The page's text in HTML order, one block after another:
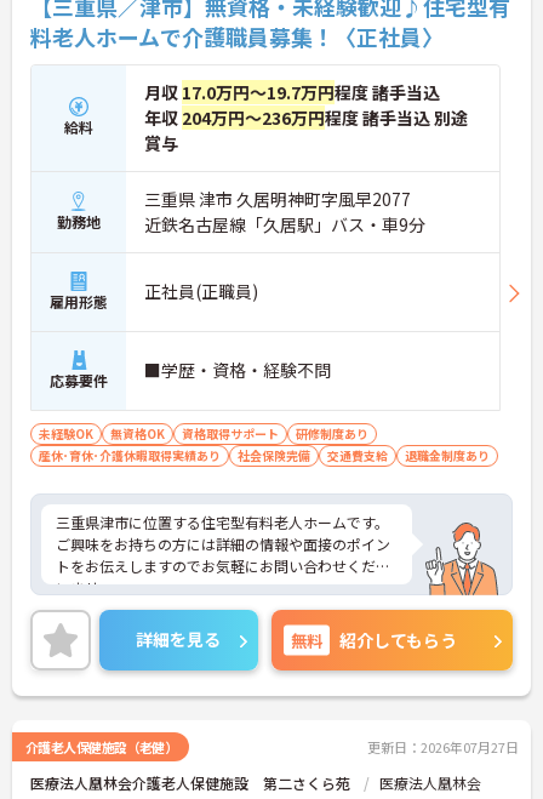
【「看取り・難病ケアのプロ」として成長できる環
境が整っています】
・がん末期・神経難病の方に特化したホスピス型住
宅ならではの専門的なスキルを、日常業務の中で習
得することができます
・入社時は先輩スタッフの同行訪問からスタートす
るため、訪問介護未経験の方も安心して業務に慣れ
ることができます
・訪問診療医と24時間連携し、チームで看取りに取
り組む体制が整っているため、「看取りのプロ」と
して他施設では得られない経験を積むことができま
【頑張りがしっかり給与・評価に反映される職場で
す】
一時金も別途支給されています。
・入社半年でリーダーを任されたスタッフの実績が
あるなど、年次にかかわらず頑張りが評価され、キ
ャリアアップを実現できる職場環境です
【働きやすい休日・残業面と、長く安心して働ける
福利厚生が魅力です】
れており（年間休日113日）、オンオフのメリハリ
をつけて働くことができます。
・全社平均残業月5時間程度と、業界平均を大きく
下回る少ない残業時間を実現しています
・退職金制度（勤続3年以上）・保育手当・育児短
時間勤務・マインドフルネスプログラムなど、長期
的に安心して働き続けるための制度が充実していま
す
料老人ホームで介護職員募集！〈正社員〉
給料
月収 17.0万円～19.7万円程度 諸手当込
年収 204万円～236万円程度 諸手当込 別途
賞与
勤務地
三重県 津市 久居明神町字風早2077
近鉄名古屋線「久居駅」バス・車9分
雇用形態 正社員(正職員)
応募要件 ■学歴・資格・経験不問
未経験OK 無資格OK 資格取得サポート
研修制度あり
産休･育休･介護休暇取得実績あり
社会保険完備 交通費支給 退職金制度あり
三重県津市に位置する住宅型有料老人ホームです。
ご興味をお持ちの方には詳細の情報や面接のポイン
トをお伝えしますのでお気軽にお問い合わせくださ
いませ。
詳細を見る 無料 紹介してもらう
介護老人保健施設（老健） 更新日：2026年07月27日
医療法人凰林会介護老人保健施設 第二さくら苑 医療法人凰林会